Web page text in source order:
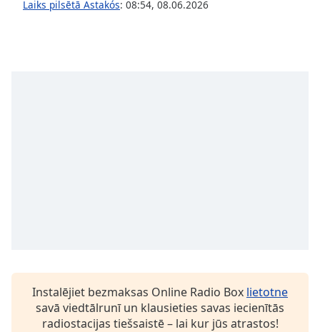
Style
Laiks pilsētā Astakós: 08:54, 08.06.2026
Instalējiet bezmaksas Online Radio Box lietotne
savā viedtālrunī un klausieties savas iecienītās
radiostacijas tiešsaistē – lai kur jūs atrastos!